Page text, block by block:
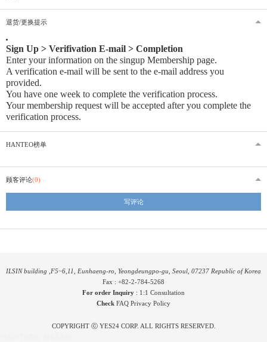
退货/更换提示
Sign Up > Verifivation E-mail > Completion
Enter your information on the singup Membership page.
A verification e-mail will be sent to the e-mail address you
provided.
You have one week to complete the verification process.
Your membership request will be accepted after you complete the
verification process.
HANTEO榜单
顾客评论(0)
写评论
ILSIN building ,F5~6,11, Eunhaeng-ro, Yeongdeungpo-gu, Seoul, 07237 Republic of Korea
Fax : +82-2-784-5268
For order Inquiry : 1:1 Consultation
Check FAQ Privacy Policy
COPYRIGHT ⓒ YES24 CORP. ALL RIGHTS RESERVED.